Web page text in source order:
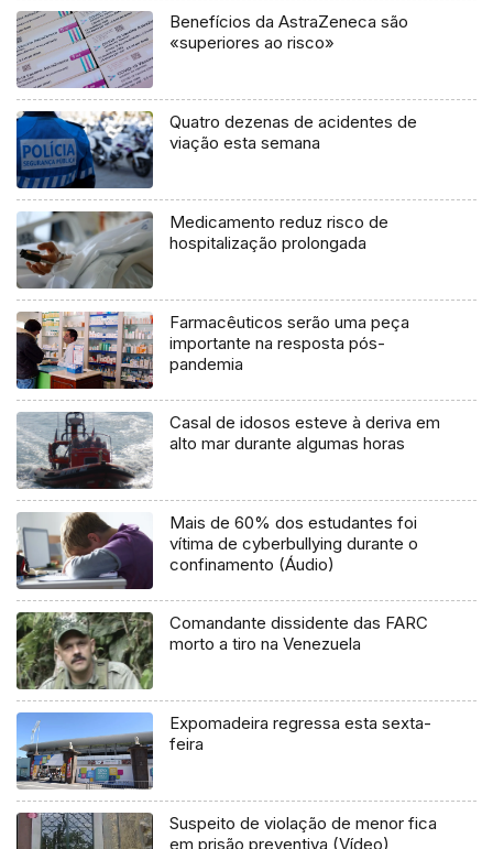
Benefícios da AstraZeneca são
«superiores ao risco»
Quatro dezenas de acidentes de
viação esta semana
Medicamento reduz risco de
hospitalização prolongada
Farmacêuticos serão uma peça
importante na resposta pós-
pandemia
Casal de idosos esteve à deriva em
alto mar durante algumas horas
Mais de 60% dos estudantes foi
vítima de cyberbullying durante o
confinamento (Áudio)
Comandante dissidente das FARC
morto a tiro na Venezuela
Expomadeira regressa esta sexta-
feira
Suspeito de violação de menor fica
em prisão preventiva (Vídeo)